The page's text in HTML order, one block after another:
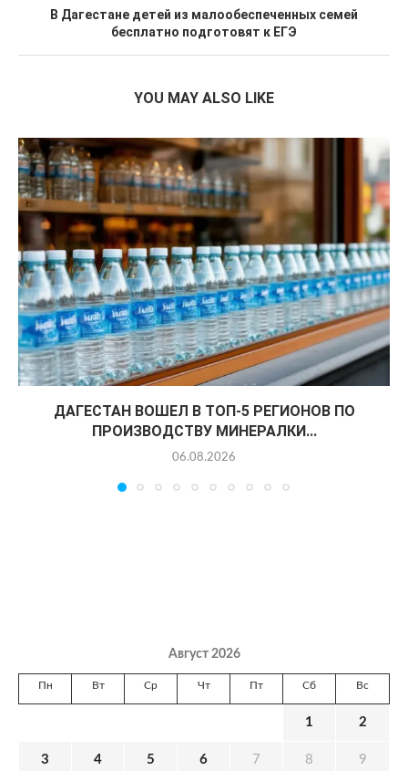
В Дагестане детей из малообеспеченных семей
бесплатно подготовят к ЕГЭ
YOU MAY ALSO LIKE
ДАГЕСТАН ВОШЕЛ В ТОП-5 РЕГИОНОВ ПО
ПРОИЗВОДСТВУ МИНЕРАЛКИ...
06.08.2026
Август 2026
Пн Вт Ср Чт Пт Сб Вс
1 2
3 4 5 6 7 8 9